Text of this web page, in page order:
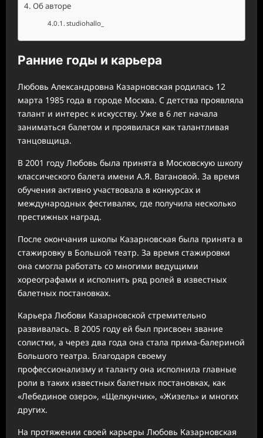
Об авторе
studiohallo_
Ранние годы и карьера
Любовь Александровна Казарновская родилась 12
марта 1985 года в городе Москва. С детства проявляла
талант и интерес к искусству. Уже в 6 лет начала
заниматься балетом и проявилася как талантливая
танцовщица.
В 2001 году Любовь была принята в Московскую школу
классического балета имени А.Я. Вагановой. За время
обучения активно участвовала в конкурсах и
международных фестивалях, где получила несколько
престижных наград.
После окончания школы Казарновская была принята в
стажировку в Большой театр. За время стажировки
она смогла работать со многими ведущими
хореографами и исполнить ряд ролей в известных
балетных постановках.
Карьера Любови Казарновской стремительно
развивалась. В 2005 году ей был присвоен звание
солистки, а через два года она стала прима-балериной
Большого театра. Благодаря своему
профессионализму и таланту она исполнила главные
роли в таких известных балетных постановках, как
«Лебединое озеро», «Щелкунчик», «Жизель» и многих
других.
На протяжении своей карьеры Любовь Казарновская